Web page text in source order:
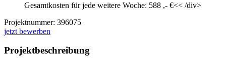
Gesamtkosten für jede weitere Woche: 588 ,- €<< /div>
Projektnummer: 396075
jetzt bewerben
Projektbeschreibung